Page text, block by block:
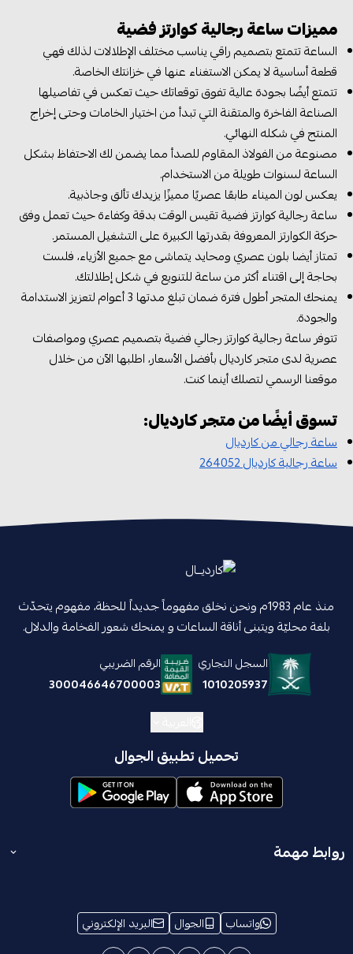
مميزات ساعة رجالية كوارتز فضية
الساعة تتمتع بتصميم راقي يناسب مختلف الإطلالات لذلك فهي
قطعة أساسية لا يمكن الاستغناء عنها في خزانتك الخاصة.
تتمتع أيضًا بجودة عالية تفوق توقعاتك حيث تعكس في تفاصيلها
الصناعة الفاخرة والمتقنة التي تبدأ من اختيار الخامات وحتى إخراج
المنتج في شكله النهائي.
مصنوعة من الفولاذ المقاوم للصدأ مما يضمن لك الاحتفاظ بشكل
الساعة لسنوات طويلة من الاستخدام.
يعكس لون الميناء طابعًا عصريًا مميزًا يزيدك تألق وجاذبية.
ساعة رجالية كوارتز فضية تقيس الوقت بدقة وكفاءة حيث تعمل وفق
حركة الكوارتز المعروفة بقدرتها الكبيرة على التشغيل المستمر.
تمتاز أيضا بلون عصري ومحايد يتماشى مع جميع الأزياء، فلست
بحاجة إلى اقتناء أكثر من ساعة للتنويع في شكل إطلالتك.
يمنحك المتجر أطول فترة ضمان تبلغ مدتها 3 أعوام لتعزيز الاستدامة
والجودة.
تتوفر ساعة رجالية كوارتز رجالي فضية بتصميم عصري ومواصفات
عصرية لدى متجر كارديال بأفضل الأسعار، اطلبها الآن من خلال
موقعنا الرسمي لتصلك أينما كنت.
تسوق أيضًا من متجر كارديال:
ساعة رجالي من كارديال
ساعة رجالية كارديال 264052
روابط مهمة
الشروط والأحكام
من نحن
منذ عام 1983م ونحن نخلق مفهوماً جديداً للحظة، مفهوم يتحدّث
بلغة محليّة ويتبنى أناقة الساعات و يمنحك شعور الفخامة والدلال.
السجل التجاري
1010205937
الرقم الضريبي
300046646700003
تحميل تطبيق الجوال
واتساب الجوال البريد الإلكتروني